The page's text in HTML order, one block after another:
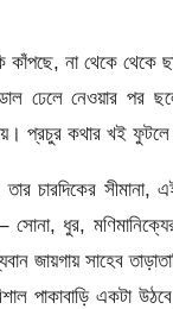
না থেকে থেকে
ঢেলে নেওয়ার পর
প্রচুর কথার খই
চারদিকের সীমানা,
ধুর,
জায়গায় সাহেব
পাকাবাড়ি একটা